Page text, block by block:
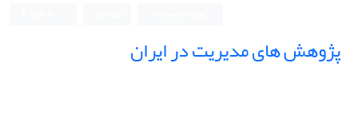
پژوهش های مدیریت در ایران